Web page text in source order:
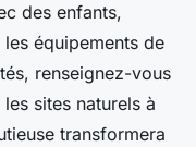
des enfants,
équipements de
renseignez-vous
les sites naturels à
transformera